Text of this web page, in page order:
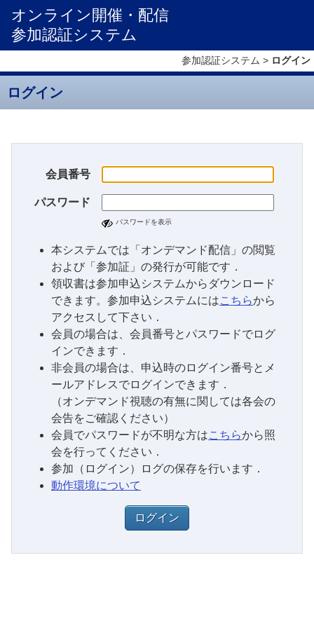
オンライン開催・配信
参加認証システム
参加認証システム > ログイン
ログイン
会員番号
パスワード
パスワードを表示
本システムでは「オンデマンド配信」の閲覧
および「参加証」の発行が可能です．
領収書は参加申込システムからダウンロード
できます。参加申込システムにはこちらから
アクセスして下さい．
会員の場合は、会員番号とパスワードでログ
インできます．
非会員の場合は、申込時のログイン番号とメ
ールアドレスでログインできます．
（オンデマンド視聴の有無に関しては各会の
会告をご確認ください）
会員でパスワードが不明な方はこちらから照
会を行ってください．
参加（ログイン）ログの保存を行います．
動作環境について
ログイン